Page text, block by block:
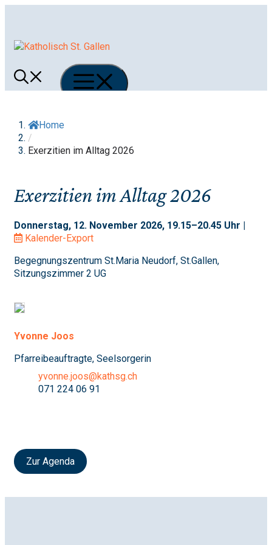
Menü
Home
/
Exerzitien im Alltag 2026
Exerzitien im Alltag 2026
Donnerstag, 12. November 2026, 19.15–20.45 Uhr |
Kalender-Export
Begegnungszentrum St.Maria Neudorf, St.Gallen,
Sitzungszimmer 2 UG
Yvonne Joos
Pfarreibeauftragte, Seelsorgerin
yvonne.joos@kathsg.ch
071 224 06 91
Zur Agenda